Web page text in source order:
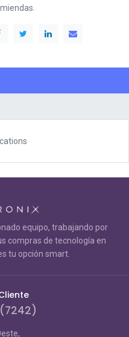
equipo, trabajando por
compras de tecnología en
tu opción smart.